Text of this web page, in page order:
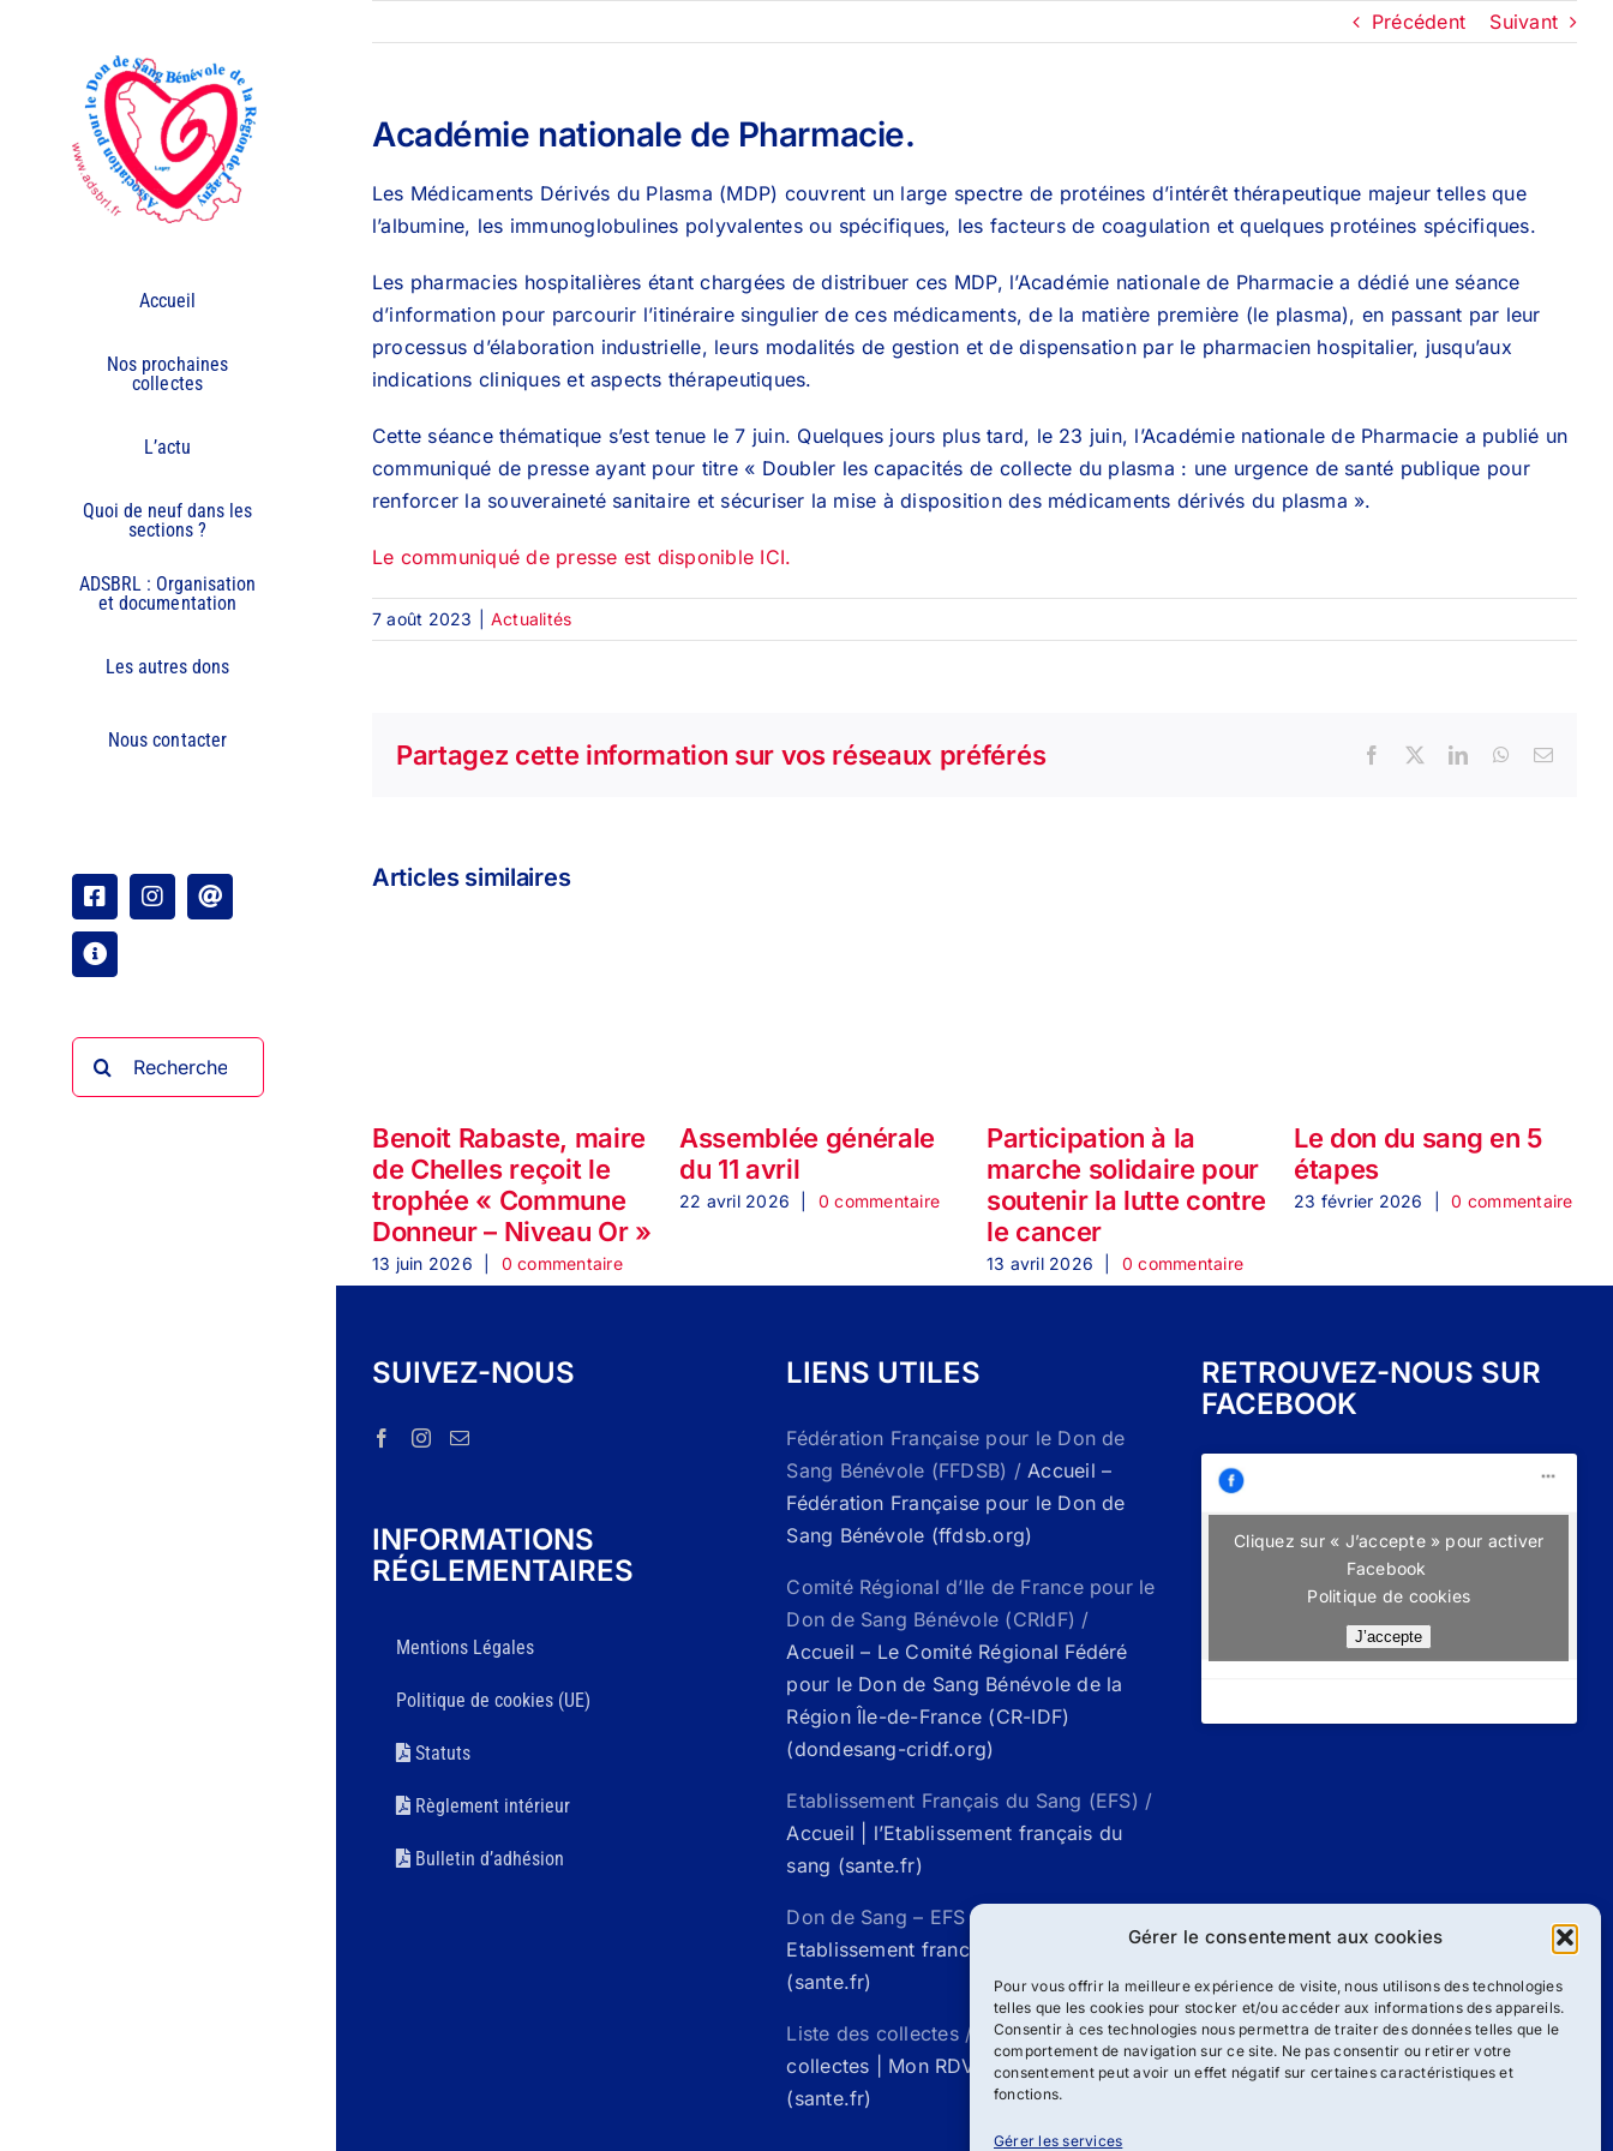
Gérer le consentement aux cookies
Pour vous offrir la meilleure expérience de visite, nous utilisons des technologies
telles que les cookies pour stocker et/ou accéder aux informations des appareils.
Consentir à ces technologies nous permettra de traiter des données telles que le
comportement de navigation sur ce site. Ne pas consentir ou retirer votre
consentement peut avoir un effet négatif sur certaines caractéristiques et
fonctions.
Gérer les services
Accueil
Nos prochaines
collectes
L’actu
Quoi de neuf dans les
sections ?
ADSBRL : Organisation
et documentation
Les autres dons
Nous contacter
FacebookInstagram
Email
Organisation
Précédent Suivant
Académie nationale de Pharmacie.
Les Médicaments Dérivés du Plasma (MDP) couvrent un large spectre de protéines d’intérêt thérapeutique majeur telles que
l’albumine, les immunoglobulines polyvalentes ou spécifiques, les facteurs de coagulation et quelques protéines spécifiques.
Les pharmacies hospitalières étant chargées de distribuer ces MDP, l’Académie nationale de Pharmacie a dédié une séance
d’information pour parcourir l’itinéraire singulier de ces médicaments, de la matière première (le plasma), en passant par leur
processus d’élaboration industrielle, leurs modalités de gestion et de dispensation par le pharmacien hospitalier, jusqu’aux
indications cliniques et aspects thérapeutiques.
Cette séance thématique s’est tenue le 7 juin. Quelques jours plus tard, le 23 juin, l’Académie nationale de Pharmacie a publié un
communiqué de presse ayant pour titre « Doubler les capacités de collecte du plasma : une urgence de santé publique pour
renforcer la souveraineté sanitaire et sécuriser la mise à disposition des médicaments dérivés du plasma ».
Le communiqué de presse est disponible ICI.
7 août 2023 Actualités
Partagez cette information sur vos réseaux préférés Facebook LinkedInWhatsApp
Email
Articles similaires
Benoit Rabaste, maire
de Chelles reçoit le
trophée « Commune
Donneur – Niveau Or »
13 juin 2026 0 commentaire
Assemblée générale
du 11 avril
22 avril 2026 0 commentaire
Participation à la
marche solidaire pour
soutenir la lutte contre
le cancer
13 avril 2026 0 commentaire
Le don du sang en 5
étapes
23 février 2026 0 commentaire
SUIVEZ-NOUS
INFORMATIONS
RÉGLEMENTAIRES
Mentions Légales
Politique de cookies (UE)
Statuts
Règlement intérieur
Bulletin d’adhésion
LIENS UTILES
Fédération Française pour le Don de
Sang Bénévole (FFDSB) / Accueil –
Fédération Française pour le Don de
Sang Bénévole (ffdsb.org)
Comité Régional d’Ile de France pour le
Don de Sang Bénévole (CRIdF) /
Accueil – Le Comité Régional Fédéré
pour le Don de Sang Bénévole de la
Région Île-de-France (CR-IDF)
(dondesang-cridf.org)
Etablissement Français du Sang (EFS) /
Accueil | l’Etablissement français du
sang (sante.fr)
Don de Sang – EFS Santé /
Etablissement francais du sang
(sante.fr)
Liste des collectes / Mon rdv / Liste des
collectes | Mon RDV Don de Sang
(sante.fr)
RETROUVEZ-NOUS SUR
FACEBOOK
Cliquez sur « J’accepte » pour activer
Facebook
Politique de cookies
J’accepte